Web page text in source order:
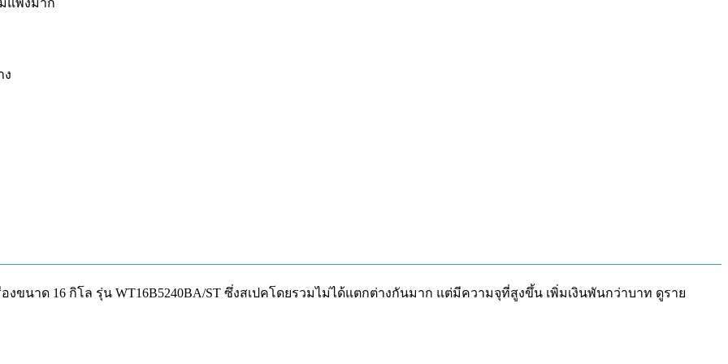
ง
นาด 16 กิโล รุ่น WT16B5240BA/ST ซึ่งสเปคโดยรวมไม่ได้แตกต่างกันมาก แต่มีความจุที่สูงขึ้น เพิ่มเงินพันกว่าบาท ดูราย